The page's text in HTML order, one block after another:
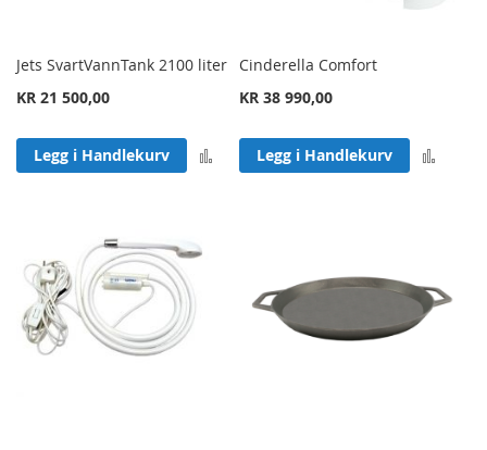
Jets SvartVannTank 2100 liter
KR 21 500,00
Legg i Handlekurv Legg til sammenligning
Cinderella Comfort
KR 38 990,00
Legg i Handlekurv